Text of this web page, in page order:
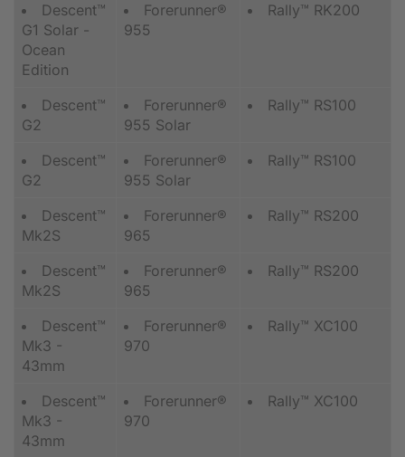
Descent™
G1 Solar -
Ocean
Edition
Forerunner®
955
Rally™ RK200
Descent™
G2
Forerunner®
955 Solar
Rally™ RS100
Descent™
G2
Forerunner®
955 Solar
Rally™ RS100
Descent™
Mk2S
Forerunner®
965
Rally™ RS200
Descent™
Mk2S
Forerunner®
965
Rally™ RS200
Descent™
Mk3 -
43mm
Forerunner®
970
Rally™ XC100
Descent™
Mk3 -
43mm
Forerunner®
970
Rally™ XC100